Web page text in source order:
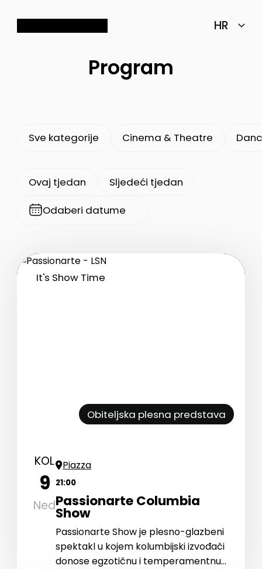
Program
Sve kategorije Cinema & Theatre
Ovaj tjedan Sljedeći tjedan
Odaberi datume
It's Show Time
Obiteljska plesna predstava
KOL
9
Ned
Piazza
21:00
Passionarte Columbia
Show
Passionarte Show je plesno-glazbeni
spektakl u kojem kolumbijski izvođači
donose egzotičnu i temperamentnu